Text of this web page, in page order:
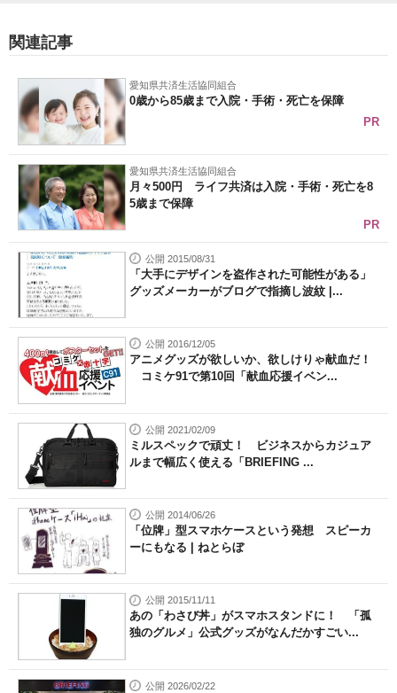
関連記事
愛知県共済生活協同組合
0歳から85歳まで入院・手術・死亡を保障
PR
愛知県共済生活協同組合
月々500円 ライフ共済は入院・手術・死亡を8
5歳まで保障
PR
公開 2015/08/31
「大手にデザインを盗作された可能性がある」
グッズメーカーがブログで指摘し波紋 |...
公開 2016/12/05
アニメグッズが欲しいか、欲しけりゃ献血だ！
コミケ91で第10回「献血応援イベン...
公開 2021/02/09
ミルスペックで頑丈！ ビジネスからカジュア
ルまで幅広く使える「BRIEFING ...
公開 2014/06/26
「位牌」型スマホケースという発想 スピーカ
ーにもなる | ねとらぼ
公開 2015/11/11
あの「わさび丼」がスマホスタンドに！ 「孤
独のグルメ」公式グッズがなんだかすごい...
公開 2026/02/22